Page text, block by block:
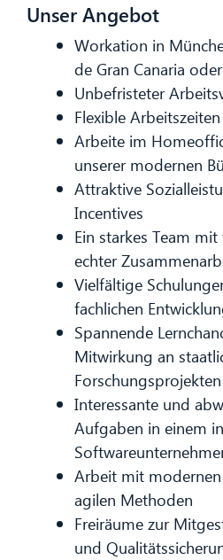
Unser Angebot
Workation in
de Gran Canaria
Unbefristeter
Flexible
Arbeite im
unserer modernen
Attraktive
Incentives
Ein starkes Team
echter
Vielfältige
fachlichen
Spannende
Mitwirkung an
Forschungsprojekten
Interessante und
Aufgaben in einem
Arbeit mit
agilen Methoden
Freiräume zur
und
CIB AI ChatBot
Hallo! Was kann ich für Sie tun?